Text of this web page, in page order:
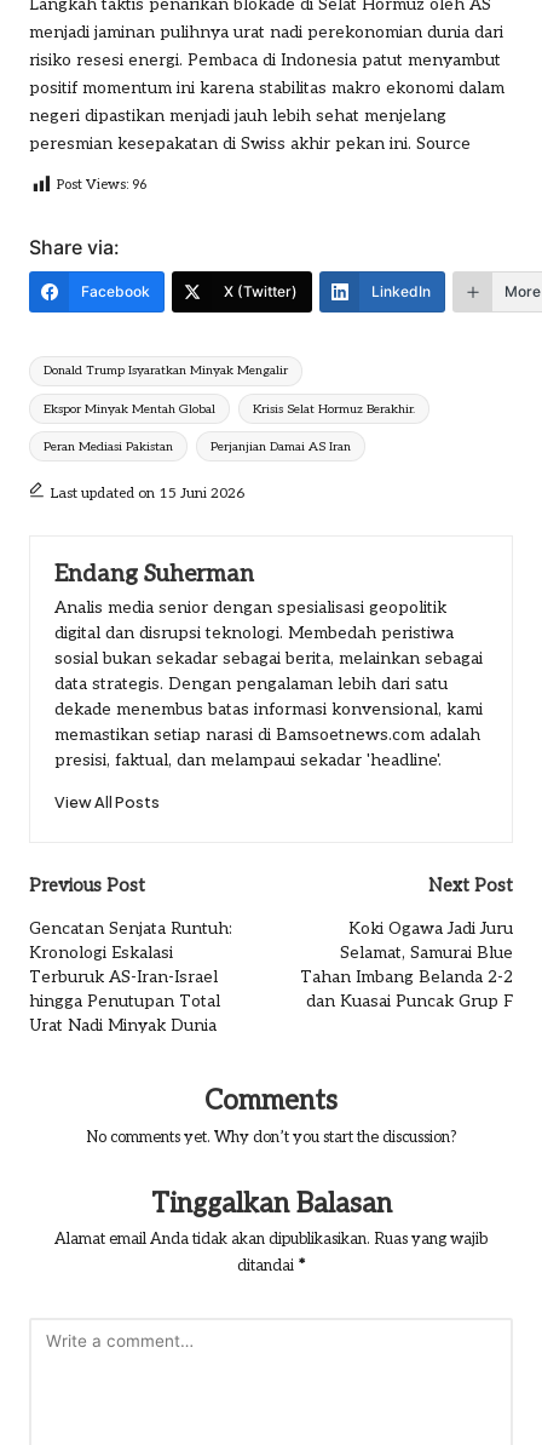
Langkah taktis penarikan blokade di Selat Hormuz oleh AS
menjadi jaminan pulihnya urat nadi perekonomian dunia dari
risiko resesi energi. Pembaca di Indonesia patut menyambut
positif momentum ini karena stabilitas makro ekonomi dalam
negeri dipastikan menjadi jauh lebih sehat menjelang
peresmian kesepakatan di Swiss akhir pekan ini. Source
Post Views: 96
Share via:
Facebook X (Twitter) LinkedIn More
Tags:
Donald Trump Isyaratkan Minyak Mengalir
Ekspor Minyak Mentah Global Krisis Selat Hormuz Berakhir.
Peran Mediasi Pakistan Perjanjian Damai AS Iran
Last updated on 15 Juni 2026
Endang Suherman
Analis media senior dengan spesialisasi geopolitik
digital dan disrupsi teknologi. Membedah peristiwa
sosial bukan sekadar sebagai berita, melainkan sebagai
data strategis. Dengan pengalaman lebih dari satu
dekade menembus batas informasi konvensional, kami
memastikan setiap narasi di Bamsoetnews.com adalah
presisi, faktual, dan melampaui sekadar 'headline'.
View All Posts
Post
navigation
Previous Post
Gencatan Senjata Runtuh:
Kronologi Eskalasi
Terburuk AS-Iran-Israel
hingga Penutupan Total
Urat Nadi Minyak Dunia
Next Post
Koki Ogawa Jadi Juru
Selamat, Samurai Blue
Tahan Imbang Belanda 2-2
dan Kuasai Puncak Grup F
Comments
No comments yet. Why don’t you start the discussion?
Tinggalkan Balasan
Alamat email Anda tidak akan dipublikasikan. Ruas yang wajib
ditandai *